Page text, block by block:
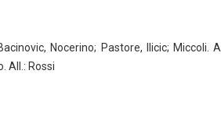
Nocerino; Pastore, Ilicic; Miccoli. A
All.: Rossi